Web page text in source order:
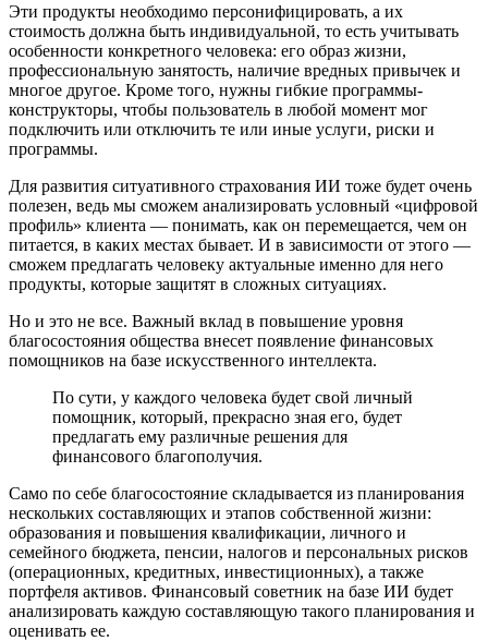
Эти продукты необходимо персонифицировать, а их
стоимость должна быть индивидуальной, то есть учитывать
особенности конкретного человека: его образ жизни,
профессиональную занятость, наличие вредных привычек и
многое другое. Кроме того, нужны гибкие программы-
конструкторы, чтобы пользователь в любой момент мог
подключить или отключить те или иные услуги, риски и
программы.
Для развития ситуативного страхования ИИ тоже будет очень
полезен, ведь мы сможем анализировать условный «цифровой
профиль» клиента — понимать, как он перемещается, чем он
питается, в каких местах бывает. И в зависимости от этого —
сможем предлагать человеку актуальные именно для него
продукты, которые защитят в сложных ситуациях.
Но и это не все. Важный вклад в повышение уровня
благосостояния общества внесет появление финансовых
помощников на базе искусственного интеллекта.
По сути, у каждого человека будет свой личный
помощник, который, прекрасно зная его, будет
предлагать ему различные решения для
финансового благополучия.
Само по себе благосостояние складывается из планирования
нескольких составляющих и этапов собственной жизни:
образования и повышения квалификации, личного и
семейного бюджета, пенсии, налогов и персональных рисков
(операционных, кредитных, инвестиционных), а также
портфеля активов. Финансовый советник на базе ИИ будет
анализировать каждую составляющую такого планирования и
оценивать ее.